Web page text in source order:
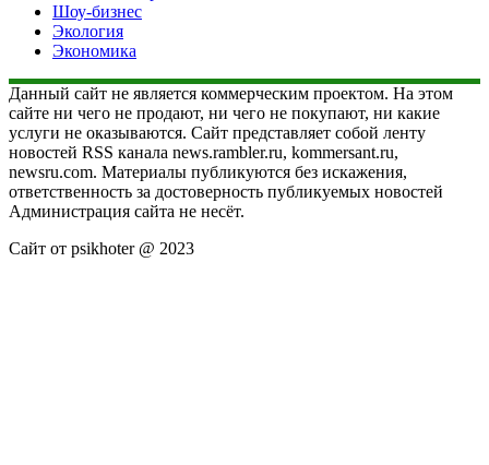
Шоу-бизнес
Экология
Экономика
Данный сайт не является коммерческим проектом. На этом
сайте ни чего не продают, ни чего не покупают, ни какие
услуги не оказываются. Сайт представляет собой ленту
новостей RSS канала news.rambler.ru, kommersant.ru,
newsru.com. Материалы публикуются без искажения,
ответственность за достоверность публикуемых новостей
Администрация сайта не несёт.
Сайт от psikhoter @ 2023